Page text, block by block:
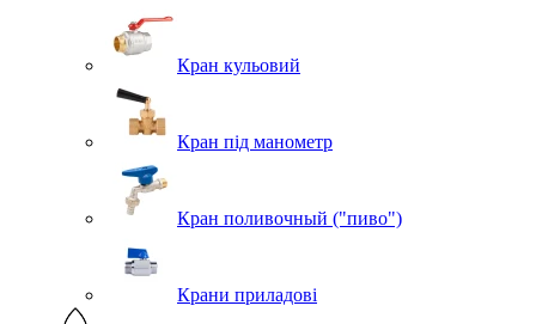
Кран кульовий
Кран під манометр
Кран поливочный ("пиво")
Крани приладові